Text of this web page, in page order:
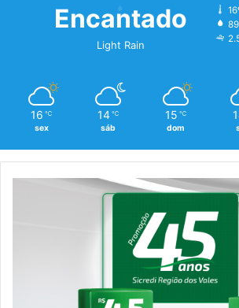
Encantado
Light Rain
16 ℃
sex
14 ℃
sáb
15 ℃
dom